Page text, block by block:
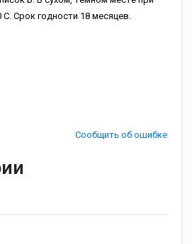
Cpoк гoднocти 18 мecяцeв.
Сообщить об ошибке